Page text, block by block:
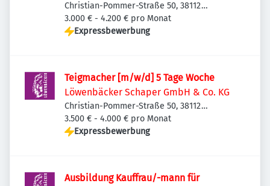
Christian-Pommer-Straße 50, 38112
Braunschweig, Deutschland
3.000 € - 4.200 € pro Monat
Expressbewerbung
Teigmacher [m/w/d] 5 Tage Woche
Löwenbäcker Schaper GmbH & Co. KG
Christian-Pommer-Straße 50, 38112
Braunschweig, Deutschland
3.500 € - 4.000 € pro Monat
Expressbewerbung
Ausbildung Kauffrau/-mann für